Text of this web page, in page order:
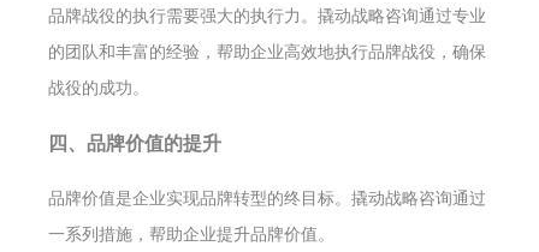
品牌战役的执行需要强大的执行力。撬动战略咨询通过专业
的团队和丰富的经验，帮助企业高效地执行品牌战役，确保
战役的成功。
四、品牌价值的提升
品牌价值是企业实现品牌转型的终目标。撬动战略咨询通过
一系列措施，帮助企业提升品牌价值。